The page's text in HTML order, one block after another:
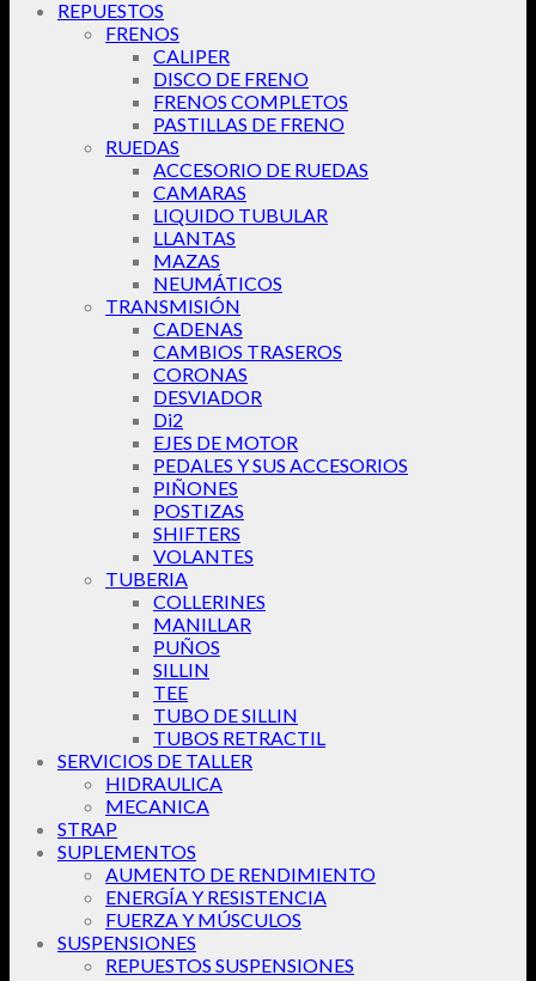
REPUESTOS
FRENOS
CALIPER
DISCO DE FRENO
FRENOS COMPLETOS
PASTILLAS DE FRENO
RUEDAS
ACCESORIO DE RUEDAS
CAMARAS
LIQUIDO TUBULAR
LLANTAS
MAZAS
NEUMÁTICOS
TRANSMISIÓN
CADENAS
CAMBIOS TRASEROS
CORONAS
DESVIADOR
Di2
EJES DE MOTOR
PEDALES Y SUS ACCESORIOS
PIÑONES
POSTIZAS
SHIFTERS
VOLANTES
TUBERIA
COLLERINES
MANILLAR
PUÑOS
SILLIN
TEE
TUBO DE SILLIN
TUBOS RETRACTIL
SERVICIOS DE TALLER
HIDRAULICA
MECANICA
STRAP
SUPLEMENTOS
AUMENTO DE RENDIMIENTO
ENERGÍA Y RESISTENCIA
FUERZA Y MÚSCULOS
SUSPENSIONES
REPUESTOS SUSPENSIONES